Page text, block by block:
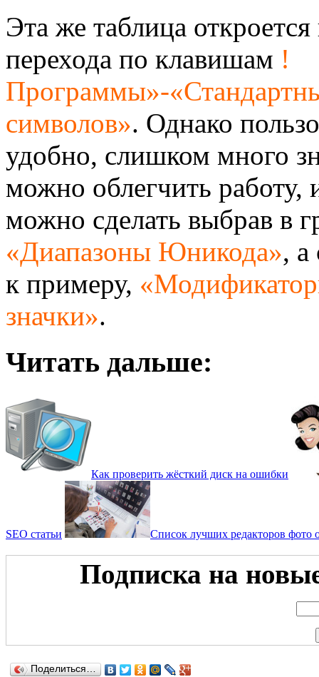
Эта же таблица
перехода по клавишам !
Программы»-
символов». Однако
удобно, слишком много
можно облегчить работу,
можно сделать выбрав в
«Диапазоны Юникода», а
к примеру,
значки».
Читать дальше:
Как проверить жёсткий диск на ошибки
SEO статьи Список лучших редакторов фото
Подписка на
Поделиться…